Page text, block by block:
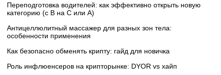
Переподготовка водителей: как эффективно открыть новую
категорию (с B на C или А)
Антицеллюлитный массажер для разных зон тела:
особенности применения
Как безопасно обменять крипту: гайд для новичка
Роль инфлюенсеров на крипторынке: DYOR vs хайп